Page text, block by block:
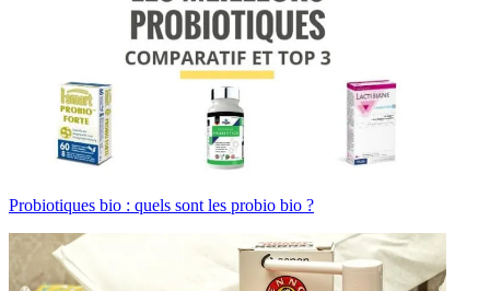
Probiotiques bio : quels sont les probio bio ?